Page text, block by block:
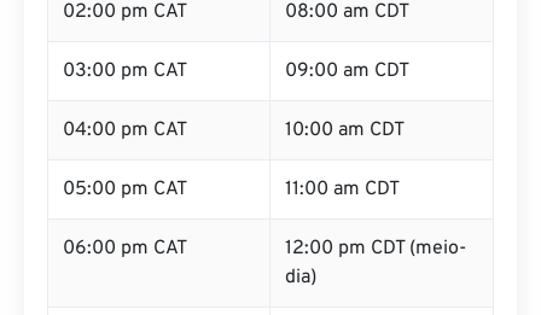
02:00 pm CAT 08:00 am CDT
03:00 pm CAT 09:00 am CDT
04:00 pm CAT 10:00 am CDT
05:00 pm CAT 11:00 am CDT
06:00 pm CAT
12:00 pm CDT (meio-
dia)